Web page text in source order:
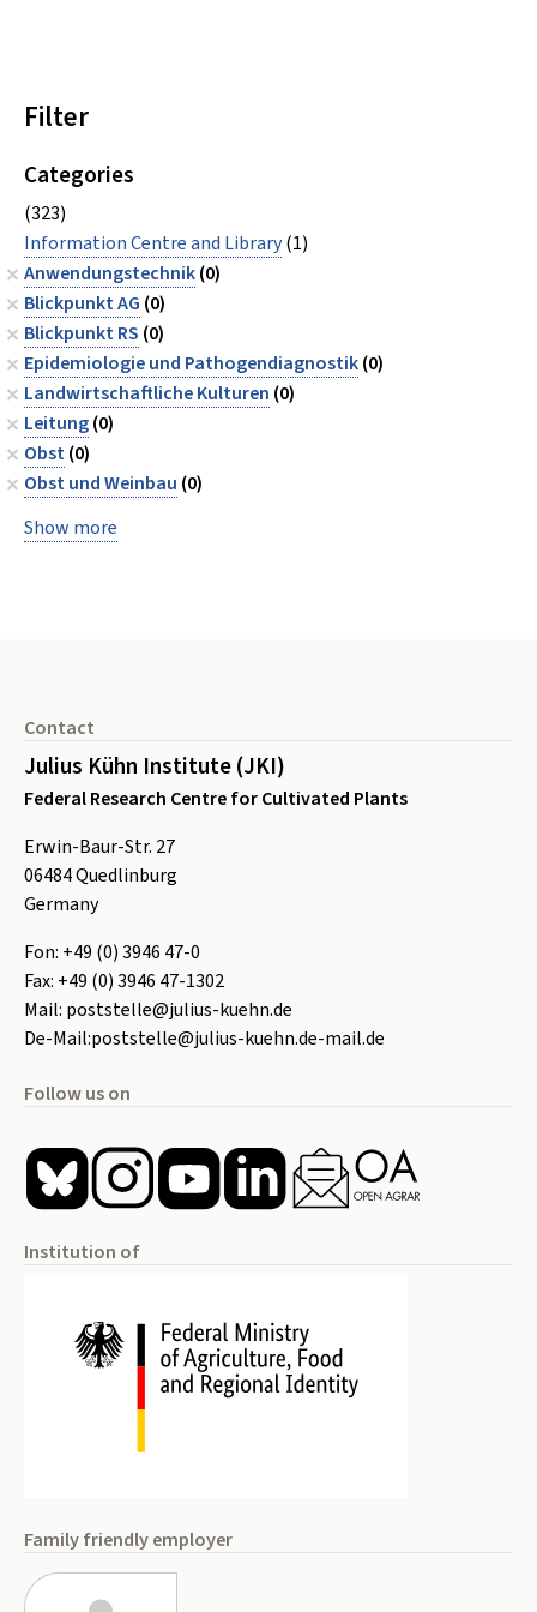
Filter
Categories
(323)
Information Centre and Library(1)
Anwendungstechnik(0)
Blickpunkt AG (0)
Blickpunkt RS (0)
Epidemiologie und Pathogendiagnostik(0)
Landwirtschaftliche Kulturen (0)
Leitung(0)
Obst(0)
Obst und Weinbau (0)
Show more
Contact
Julius Kühn Institute (JKI)
Federal Research Centre for Cultivated Plants
Erwin-Baur-Str. 27
06484Quedlinburg
Germany
Fon: +49 (0) 3946 47-0
Fax: +49 (0) 3946 47-1302
Mail: poststelle@julius-kuehn.de
De-Mail:poststelle@julius-kuehn.de-mail.de
Follow us on
Institution of
Family friendly employer